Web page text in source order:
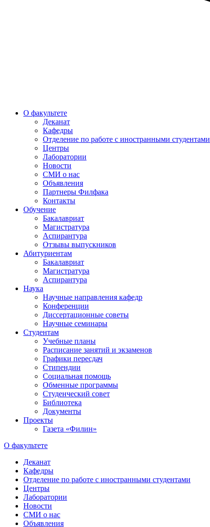
О факультете
Деканат
Кафедры
Отделение по работе с иностранными студентами
Центры
Лаборатории
Новости
СМИ о нас
Объявления
Партнеры Филфака
Контакты
Обучение
Бакалавриат
Магистратура
Аспирантура
Отзывы выпускников
Абитуриентам
Бакалавриат
Магистратура
Аспирантура
Наука
Научные направления кафедр
Конференции
Диссертационные советы
Научные семинары
Студентам
Учебные планы
Расписание занятий и экзаменов
Графики пересдач
Стипендии
Социальная помощь
Обменные программы
Студенческий совет
Библиотека
Документы
Проекты
Газета «Филин»
О факультете
Деканат
Кафедры
Отделение по работе с иностранными студентами
Центры
Лаборатории
Новости
СМИ о нас
Объявления